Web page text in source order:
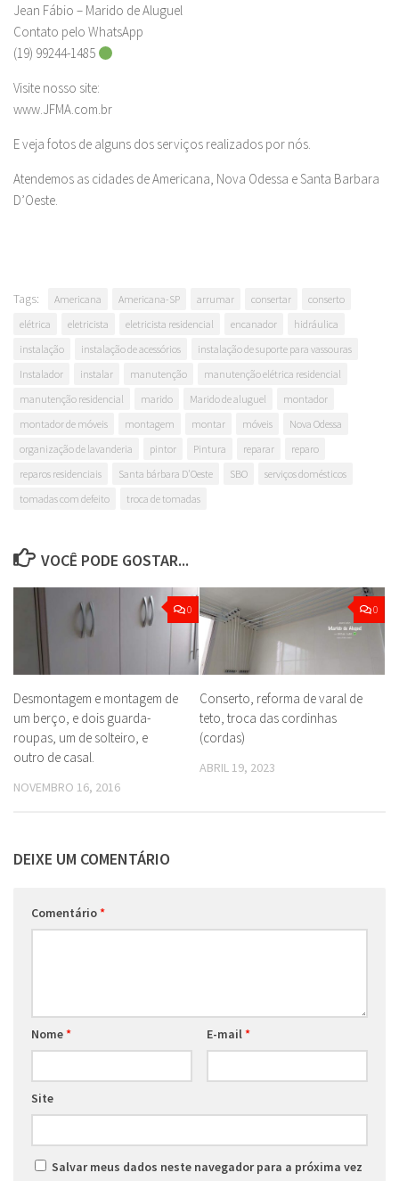
Jean Fábio – Marido de Aluguel
Contato pelo WhatsApp
(19) 99244-1485
Visite nosso site:
www.JFMA.com.br
E veja fotos de alguns dos serviços realizados por nós.
Atendemos as cidades de Americana, Nova Odessa e Santa Barbara
D’Oeste.
Tags: Americana Americana-SP arrumar consertar
conserto
elétrica
eletricista eletricista residencial encanador
hidráulica
instalação
instalação de acessórios
instalação de suporte para vassouras
Instalador
instalar manutenção
manutenção elétrica residencial
manutenção residencial
marido Marido de aluguel
montador
montador de móveis
montagem montar móveis
Nova Odessa
organização de lavanderia
pintor Pintura reparar
reparo
reparos residenciais
Santa bárbara D'Oeste SBO
serviços domésticos
tomadas com defeito
troca de tomadas
VOCÊ PODE GOSTAR...
0
Desmontagem e montagem de
um berço, e dois guarda-
roupas, um de solteiro, e
outro de casal.
NOVEMBRO 16, 2016
0
Conserto, reforma de varal de
teto, troca das cordinhas
(cordas)
ABRIL 19, 2023
DEIXE UM COMENTÁRIO
Comentário*
Nome* E-mail *
Site
Salvar meus dados neste navegador para a próxima vez